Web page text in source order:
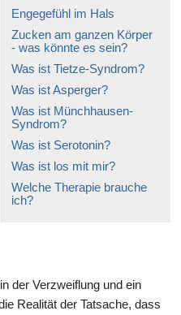
Engegefühl im Hals
Zucken am ganzen Körper
- was könnte es sein?
Was ist Tietze-Syndrom?
Was ist Asperger?
Was ist Münchhausen-
Syndrom?
Was ist Serotonin?
Was ist los mit mir?
Welche Therapie brauche
ich?
der Verzweiflung und ein
Realität der Tatsache, dass